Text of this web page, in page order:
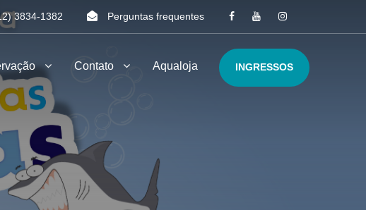
3834-1382 Perguntas frequentes
Contato Aqualoja INGRESSOS